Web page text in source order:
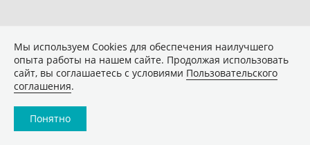
Мы используем Сookies для обеспечения наилучшего
опыта работы на нашем сайте. Продолжая использовать
сайт, вы соглашаетесь с условиями Пользовательского
соглашения.
Понятно